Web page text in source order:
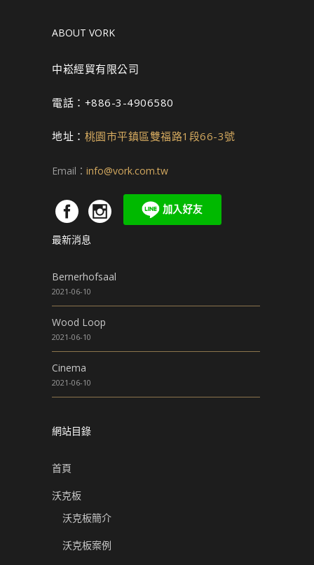
ABOUT VORK
中崧經貿有限公司
電話：+886-3-4906580
地址： 桃園市平鎮區雙福路1段66-3號
Email： info@vork.com.tw
最新消息
Bernerhofsaal
2021-06-10
Wood Loop
2021-06-10
Cinema
2021-06-10
網站目錄
首頁
沃克板
沃克板簡介
沃克板案例